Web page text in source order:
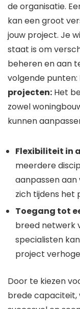
de organisatie.
kan een groot
jouw project. Je
staat is om
beheren en aan
volgende punten:
projecten: Het
zowel
kunnen
Flexibiliteit in
meerdere
aanpassen
zich tijdens het
Toegang tot
breed netwerk
specialisten
project
Door te kiezen
brede capaciteit,